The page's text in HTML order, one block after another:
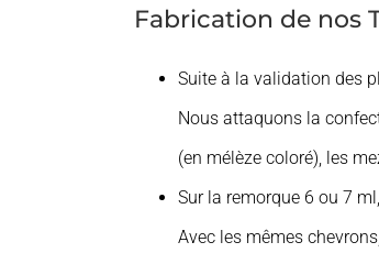
Fabrication de nos
Suite à la validation des
Nous attaquons la
(en mélèze coloré), les
Sur la remorque 6 ou 7
Avec les mêmes